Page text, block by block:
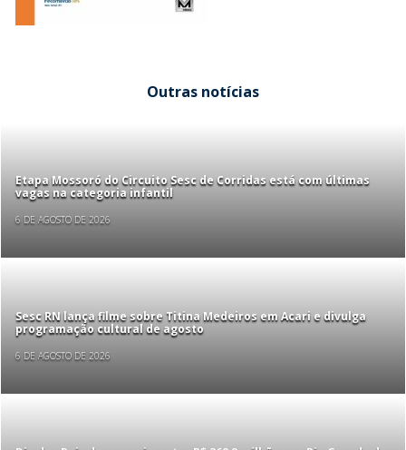
Outras notícias
Etapa Mossoró do Circuito Sesc de Corridas está com últimas
vagas na categoria infantil
6 DE AGOSTO DE 2026
Sesc RN lança filme sobre Titina Medeiros em Acari e divulga
programação cultural de agosto
6 DE AGOSTO DE 2026